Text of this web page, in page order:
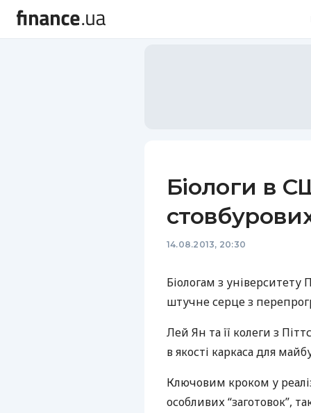
Біологи в
14.08.2013, 20:30
Біологам з
штучне серце з
Лей Ян та її колеги з
в якості каркаса для
Ключовим кроком у
особливих “заготовок”,